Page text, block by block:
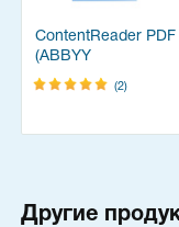
ContentReader PDF
(ABBYY
FineReader)
(2)
Другие